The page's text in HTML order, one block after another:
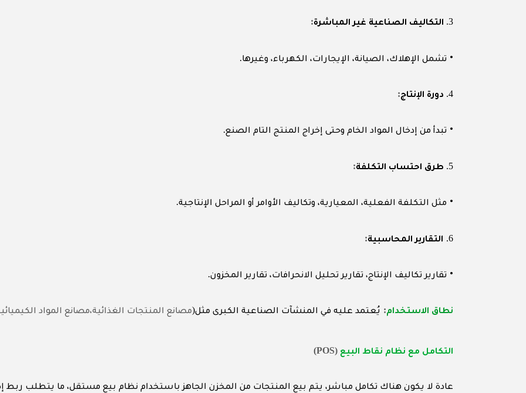
3. التكاليف الصناعية غير المباشرة:
• تشمل الإهلاك، الصيانة، الإيجارات، الكهرباء، وغيرها.
4. دورة الإنتاج:
• تبدأ من إدخال المواد الخام وحتى إخراج المنتج التام الصنع.
5. طرق احتساب التكلفة:
• مثل التكلفة الفعلية، المعيارية، وتكاليف الأوامر أو المراحل الإنتاجية.
6. التقارير المحاسبية:
• تقارير تكاليف الإنتاج، تقارير تحليل الانحرافات، تقارير المخزون.
نطاق الاستخدام: يُعتمد عليه في المنشآت الصناعية الكبرى مثل(مصانع المنتجات الغذائية،مصانع المواد
التكامل مع نظام نقاط البيع (POS)
عادة لا يكون هناك تكامل مباشر، يتم بيع المنتجات من المخزن الجاهز باستخدام نظام بيع مستقل، ما يتطلب ربط